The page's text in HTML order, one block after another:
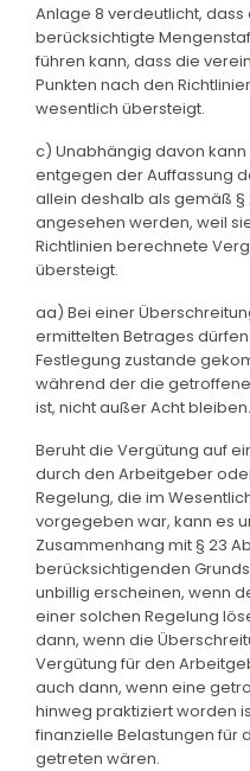
Anlage 8 verdeutlicht,
berücksichtigte
führen kann, dass die
Punkten nach den
wesentlich übersteigt.
c) Unabhängig davon
entgegen der Auffassung
allein deshalb als gemäß §
angesehen werden, weil
Richtlinien berechnete
übersteigt.
aa) Bei einer
ermittelten Betrages
Festlegung zustande
während der die
ist, nicht außer Acht bleiben.
Beruht die Vergütung auf
durch den Arbeitgeber
Regelung, die im
vorgegeben war, kann es
Zusammenhang mit § 23
berücksichtigenden
unbillig erscheinen, wenn
einer solchen Regelung
dann, wenn die
Vergütung für den
auch dann, wenn eine
hinweg praktiziert worden
finanzielle Belastungen für
getreten wären.